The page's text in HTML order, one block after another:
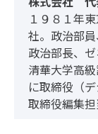
１９８１年
社。政治部員
政治部長、
清華大学高
に取締役（
取締役編集担